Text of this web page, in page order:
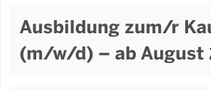
Ausbildung zum/r
(m/w/d) – ab August